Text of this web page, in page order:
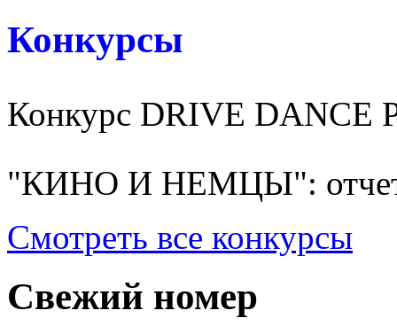
Конкурсы
Конкурс DRIVE DANCE
"КИНО И НЕМЦЫ": отчет
Смотреть все конкурсы
Свежий номер